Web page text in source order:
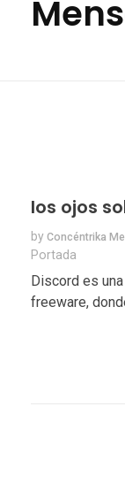
los ojos
by Concéntrika
Portada
Discord es
freeware,